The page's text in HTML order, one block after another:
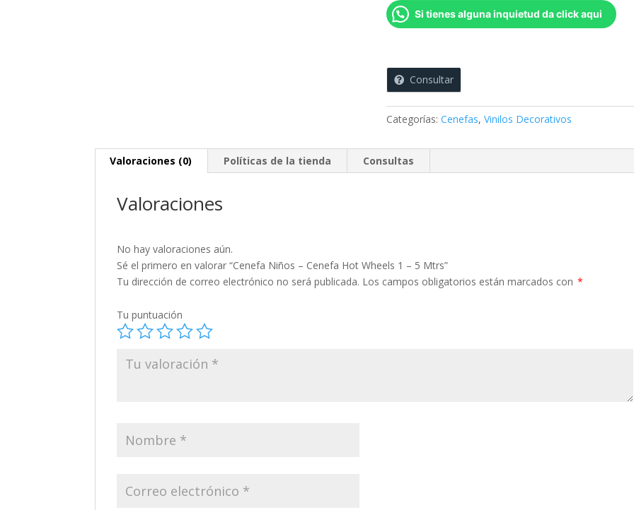
Cenefa
1
Mtrs
Si tienes alguna inquietud da click aqui
Consultar
Categorías:Cenefas,Vinilos Decorativos
Valoraciones (0) Políticas de la tienda Consultas
Valoraciones
No hay valoraciones aún.
Sé el primero en valorar “Cenefa Niños – Cenefa Hot Wheels 1 – 5 Mtrs”
Tu dirección de correo electrónico no será publicada. Los campos obligatorios están marcados con *
Tu puntuación